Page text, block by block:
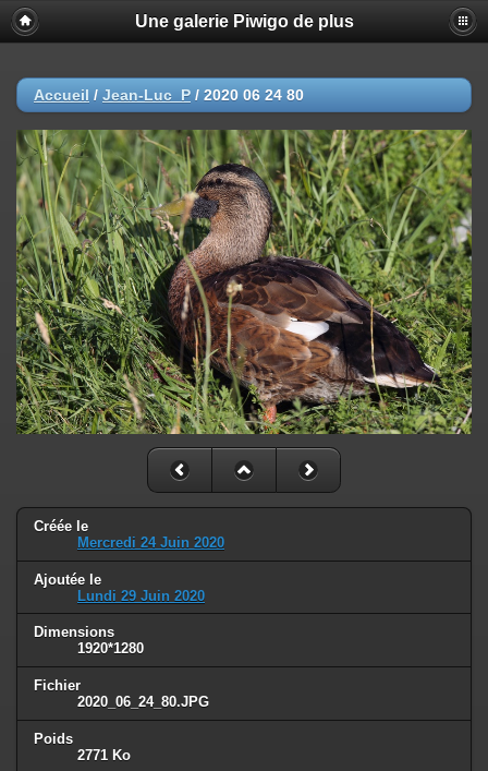
Une galerie Piwigo de plus
Accueil / Jean-Luc_P / 2020 06 24 80
Créée le
Mercredi 24 Juin 2020
Ajoutée le
Lundi 29 Juin 2020
Dimensions
1920*1280
Fichier
2020_06_24_80.JPG
Poids
2771 Ko